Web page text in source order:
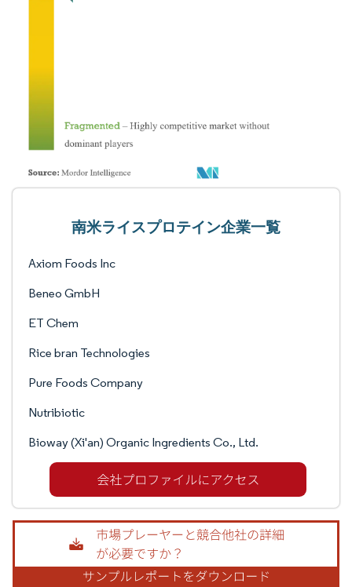
南米ライスプロテイン企業一覧
Axiom Foods Inc
Beneo GmbH
ET Chem
Rice bran Technologies
Pure Foods Company
Nutribiotic
Bioway (Xi'an) Organic Ingredients Co., Ltd.